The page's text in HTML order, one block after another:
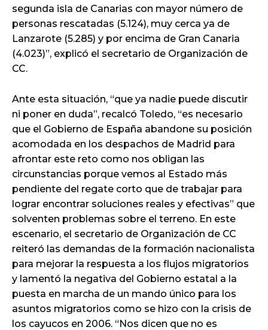
segunda isla de Canarias con mayor número de
personas rescatadas (5.124), muy cerca ya de
Lanzarote (5.285) y por encima de Gran Canaria
(4.023)”, explicó el secretario de Organización de
CC.
Ante esta situación, “que ya nadie puede discutir
ni poner en duda”, recalcó Toledo, “es necesario
que el Gobierno de España abandone su posición
acomodada en los despachos de Madrid para
afrontar este reto como nos obligan las
circunstancias porque vemos al Estado más
pendiente del regate corto que de trabajar para
lograr encontrar soluciones reales y efectivas” que
solventen problemas sobre el terreno. En este
escenario, el secretario de Organización de CC
reiteró las demandas de la formación nacionalista
para mejorar la respuesta a los flujos migratorios
y lamentó la negativa del Gobierno estatal a la
puesta en marcha de un mando único para los
asuntos migratorios como se hizo con la crisis de
los cayucos en 2006. “Nos dicen que no es